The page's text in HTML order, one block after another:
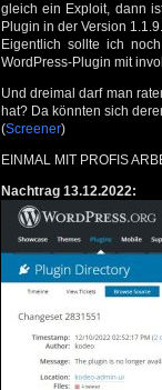
gleich ein Exploit, dann
Plugin in der Version
Eigentlich sollte ich
WordPress-Plugin mit
Und dreimal darf man
hat? Da könnten sich
(Screener)
EINMAL MIT PROFIS
Nachtrag 13.12.2022: